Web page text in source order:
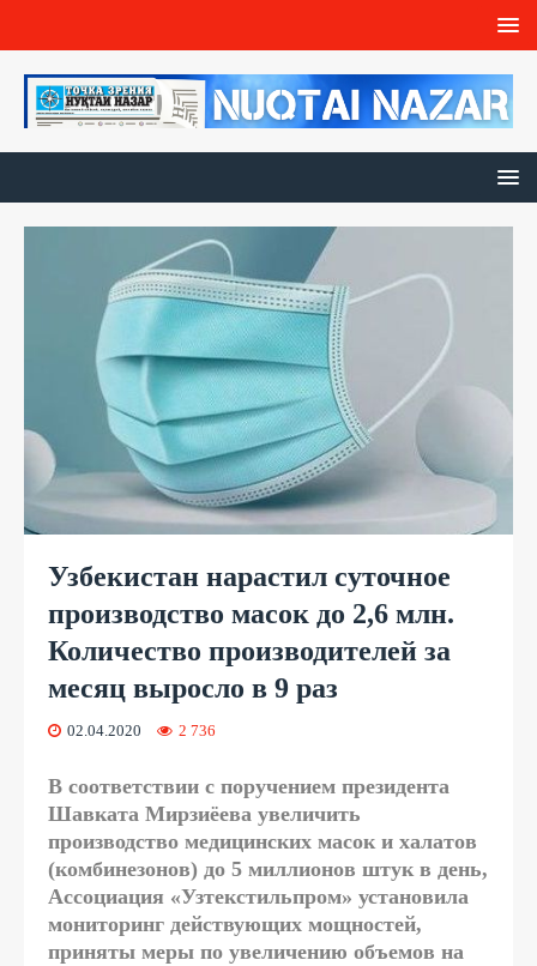
Узбекистан нарастил суточное
производство масок до 2,6 млн.
Количество производителей за
месяц выросло в 9 раз
02.04.2020 2 736
В соответствии с поручением президента
Шавката Мирзиёева увеличить
производство медицинских масок и халатов
(комбинезонов) до 5 миллионов штук в день,
Ассоциация «Узтекстильпром» установила
мониторинг действующих мощностей,
приняты меры по увеличению объемов на